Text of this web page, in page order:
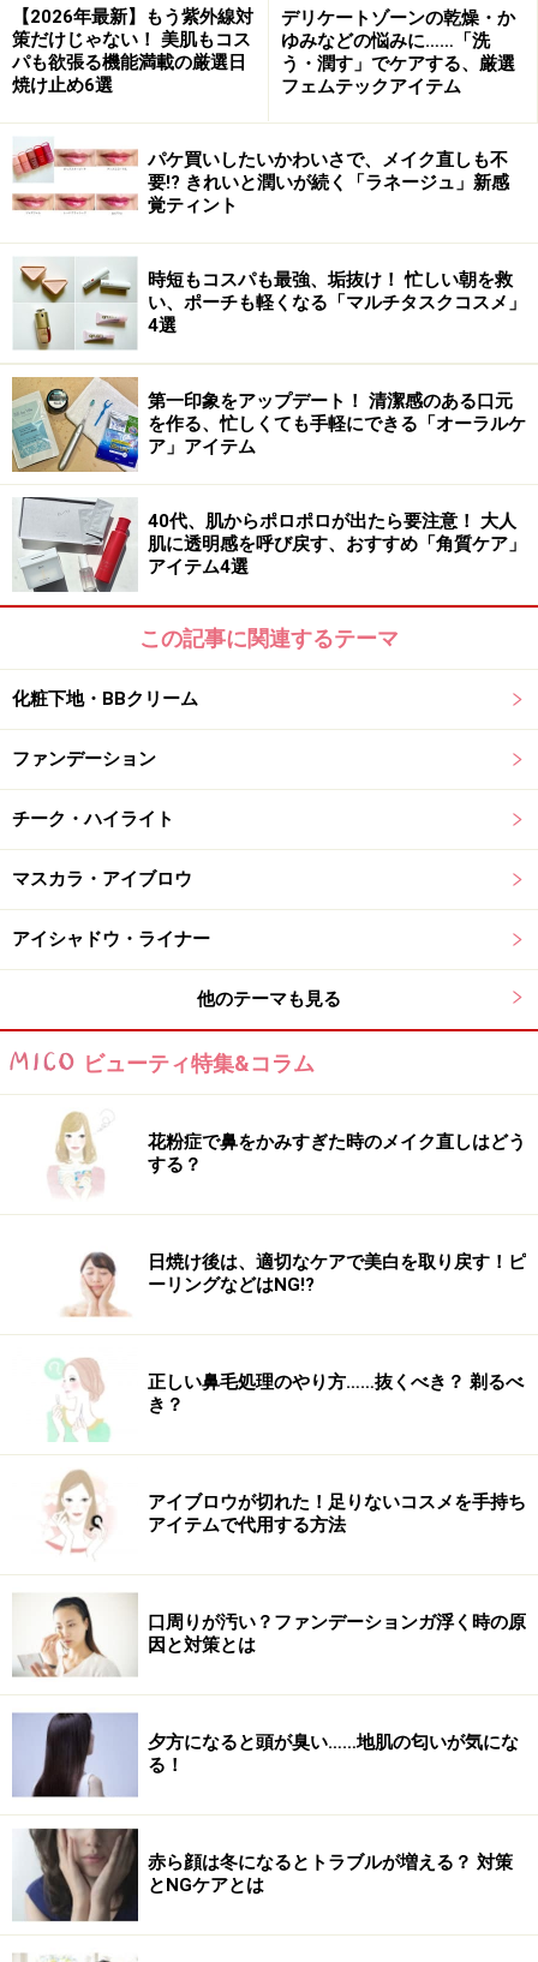
【2026年最新】もう紫外線対
策だけじゃない！ 美肌もコス
パも欲張る機能満載の厳選日
焼け止め6選
デリケートゾーンの乾燥・か
ゆみなどの悩みに……「洗
う・潤す」でケアする、厳選
フェムテックアイテム
パケ買いしたいかわいさで、メイク直しも不
要!? きれいと潤いが続く「ラネージュ」新感
覚ティント
時短もコスパも最強、垢抜け！ 忙しい朝を救
い、ポーチも軽くなる「マルチタスクコスメ」
4選
第一印象をアップデート！ 清潔感のある口元
を作る、忙しくても手軽にできる「オーラルケ
ア」アイテム
40代、肌からポロポロが出たら要注意！ 大人
肌に透明感を呼び戻す、おすすめ「角質ケア」
アイテム4選
この記事に関連するテーマ
化粧下地・BBクリーム
ファンデーション
チーク・ハイライト
マスカラ・アイブロウ
アイシャドウ・ライナー
他のテーマも見る
ビューティ特集&コラム
花粉症で鼻をかみすぎた時のメイク直しはどう
する？
日焼け後は、適切なケアで美白を取り戻す！ピ
ーリングなどはNG!?
正しい鼻毛処理のやり方……抜くべき？ 剃るべ
き？
アイブロウが切れた！足りないコスメを手持ち
アイテムで代用する方法
口周りが汚い？ファンデーションガ浮く時の原
因と対策とは
夕方になると頭が臭い……地肌の匂いが気にな
る！
赤ら顔は冬になるとトラブルが増える？ 対策
とNGケアとは